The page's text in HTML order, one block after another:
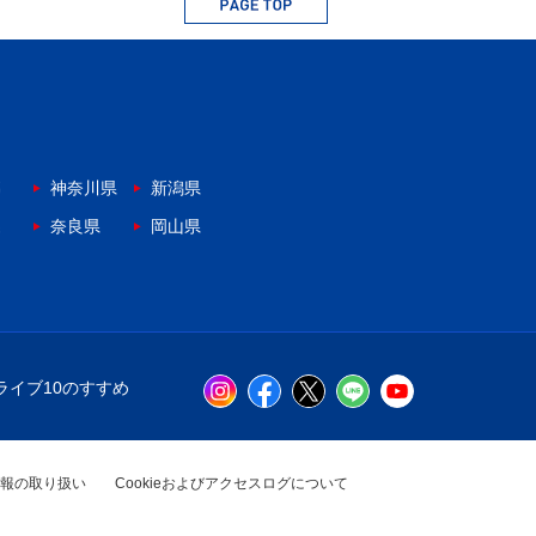
神奈川県
新潟県
奈良県
岡山県
イブ10のすすめ
の取り扱い
Cookieおよびアクセスログについて